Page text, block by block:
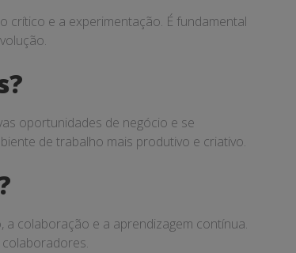
crítico e a experimentação. É fundamental
oportunidades de negócio e se
de trabalho mais produtivo e criativo.
a colaboração e a aprendizagem contínua.